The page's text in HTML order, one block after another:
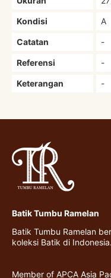
Kondisi A
Catatan -
Referensi -
Keterangan -
Batik Tumbu Ramelan
Batik Tumbu Ramelan
koleksi Batik di Indonesia.
Member of APCA Asia